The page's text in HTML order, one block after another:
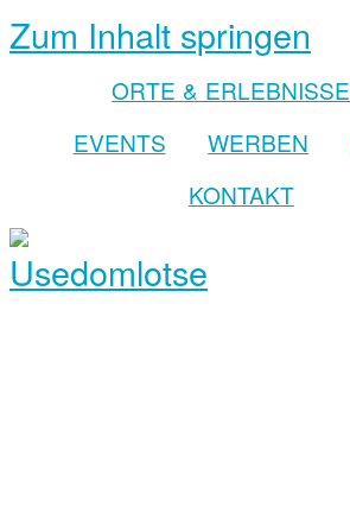
Zum Inhalt springen
ORTE & ERLEBNISSE
EVENTS
WERBEN
KONTAKT